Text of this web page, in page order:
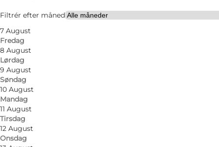
Filtrér efter måned
7 August
Fredag
8 August
Lørdag
9 August
Søndag
10 August
Mandag
11 August
Tirsdag
12 August
Onsdag
Min virksomhed, Mig selv, Min partner, Venner, Børn